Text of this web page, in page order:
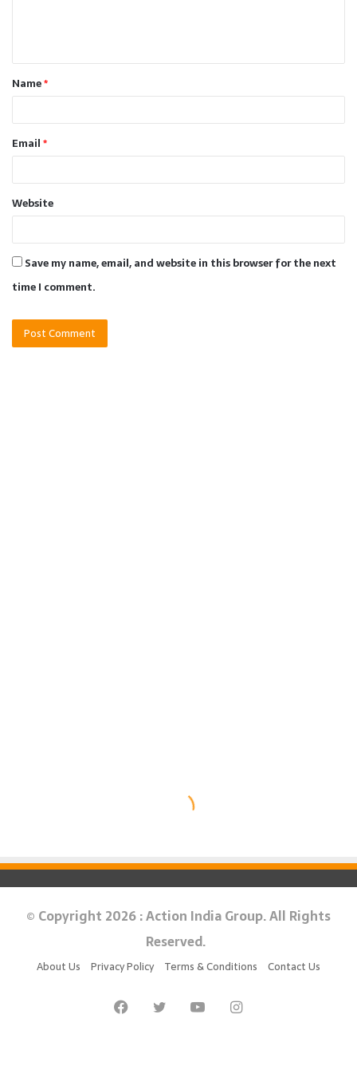
© Copyright 2026 : Action India Group. All Rights
Reserved.
About Us Privacy Policy Terms & Conditions Contact Us
FacebookTwitter YouTubeInstagram